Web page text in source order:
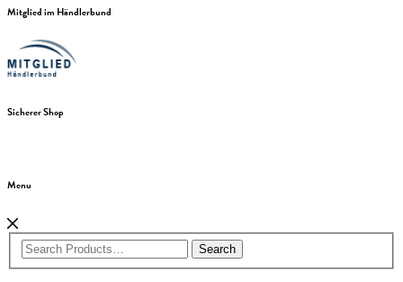
Mitglied im Händlerbund
Sicherer Shop
Menu
Search